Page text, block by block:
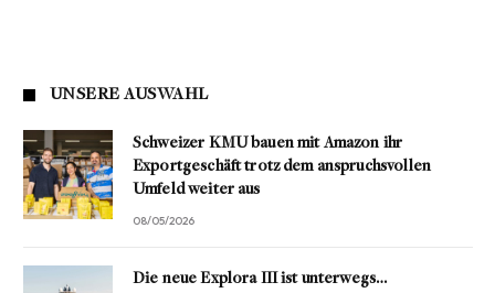
UNSERE AUSWAHL
Schweizer KMU bauen mit Amazon ihr
Exportgeschäft trotz dem anspruchsvollen
Umfeld weiter aus
08/05/2026
Die neue Explora III ist unterwegs…